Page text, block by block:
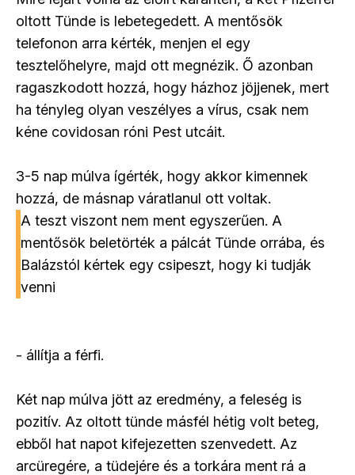
oltott Tünde is lebetegedett. A mentősök
telefonon arra kérték, menjen el egy
tesztelőhelyre, majd ott megnézik. Ő azonban
ragaszkodott hozzá, hogy házhoz jöjjenek, mert
ha tényleg olyan veszélyes a vírus, csak nem
kéne covidosan róni Pest utcáit.
3-5 nap múlva ígérték, hogy akkor kimennek
hozzá, de másnap váratlanul ott voltak.
A teszt viszont nem ment egyszerűen. A
mentősök beletörték a pálcát Tünde orrába, és
Balázstól kértek egy csipeszt, hogy ki tudják
venni
- állítja a férfi.
Két nap múlva jött az eredmény, a feleség is
pozitív. Az oltott tünde másfél hétig volt beteg,
ebből hat napot kifejezetten szenvedett. Az
arcüregére, a tüdejére és a torkára ment rá a